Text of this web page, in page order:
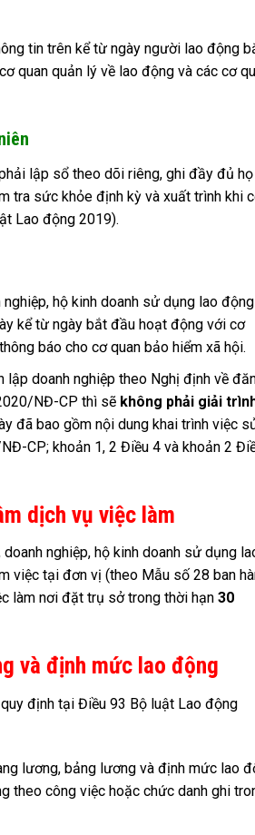
tin trên kể từ ngày người lao động
quan quản lý về lao động và các cơ
lập sổ theo dõi riêng, ghi đầy đủ họ
tra sức khỏe định kỳ và xuất trình khi
Lao động 2019).
hộ kinh doanh sử dụng lao
kể từ ngày bắt đầu hoạt động với cơ
báo cho cơ quan bảo hiểm xã hội.
lập doanh nghiệp theo Nghị định về
NĐ-CP thì sẽ không phải giải
đã bao gồm nội dung khai trình việc
CP; khoản 1, 2 Điều 4 và khoản 2
dịch vụ việc làm
nghiệp, hộ kinh doanh sử dụng
việc tại đơn vị (theo Mẫu số 28 ban
làm nơi đặt trụ sở trong thời hạn 30
và định mức lao động
định tại Điều 93 Bộ luật Lao động
lương, bảng lương và định mức lao
theo công việc hoặc chức danh ghi